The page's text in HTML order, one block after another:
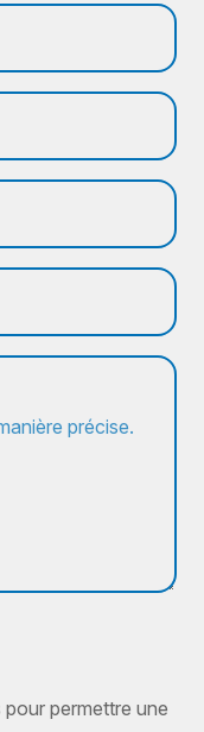
permettre une